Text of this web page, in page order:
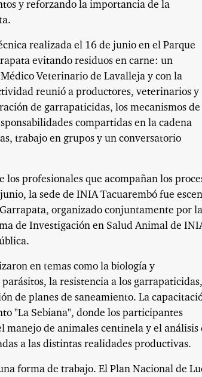
y reforzando la importancia de la
realizada el 16 de junio en el Parque
evitando residuos en carne: un
Veterinario de Lavalleja y con la
reunió a productores, veterinarios y
de garrapaticidas, los mecanismos de
compartidas en la cadena
trabajo en grupos y un conversatorio
profesionales que acompañan los
la sede de INIA Tacuarembó fue
organizado conjuntamente por la
de Investigación en Salud Animal de
en temas como la biología y
la resistencia a los
de planes de saneamiento. La
"La Sebiana", donde los participantes
manejo de animales centinela y el análisis
a las distintas realidades productivas.
forma de trabajo. El Plan Nacional de